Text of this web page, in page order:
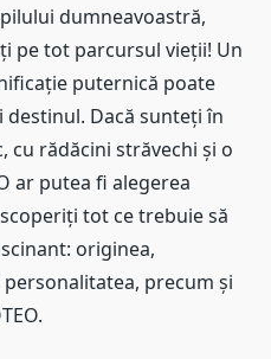
dumneavoastră,
pe tot parcursul vieții! Un
puternică poate
Dacă sunteți în
cu rădăcini străvechi și o
ar putea fi alegerea
tot ce trebuie să
originea,
precum și